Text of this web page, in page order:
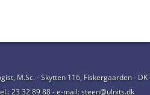
M.Sc. - Skytten 116, Fiskergaarden - DK-
23 32 89 88 - e-mail: steen@ulnits.dk